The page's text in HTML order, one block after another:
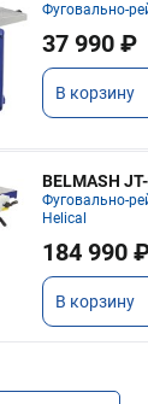
Фуговально-
37 990 ₽
В корзину
BELMASH
Фуговально-
Helical
184 990
В корзину